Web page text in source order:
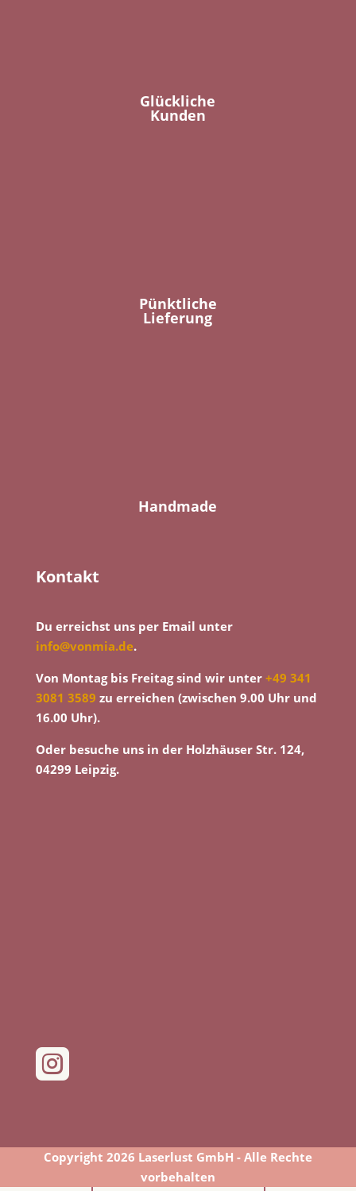
Glückliche
Kunden
Pünktliche
Lieferung
Handmade
Kontakt
Du erreichst uns per Email unter
info@vonmia.de.
Von Montag bis Freitag sind wir unter +49 341
3081 3589 zu erreichen (zwischen 9.00 Uhr und
16.00 Uhr).
Oder besuche uns in der Holzhäuser Str. 124,
04299 Leipzig.

Copyright 2026 Laserlust GmbH - Alle Rechte
vorbehalten